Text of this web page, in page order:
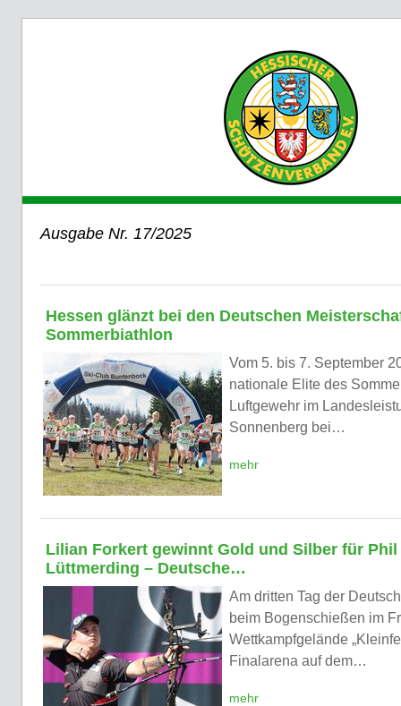
Ausgabe Nr. 17/2025
Hessen glänzt bei den Deutschen
Sommerbiathlon
Vom 5. bis 7. September
nationale Elite des
Luftgewehr im
Sonnenberg bei…
mehr
Lilian Forkert gewinnt Gold und Silber für Phil
Lüttmerding – Deutsche…
Am dritten Tag der
beim Bogenschießen im
Wettkampfgelände
Finalarena auf dem…
mehr